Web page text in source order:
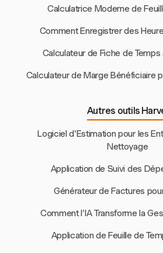
Calculatrice Moderne de
Comment Enregistrer des
Calculateur de Fiche de
Calculateur de Marge Bénéficiaire
Autres outils
Logiciel d'Estimation pour les
Nettoyage
Application de Suivi des
Générateur de Factures
Comment l'IA Transforme la
Application de Feuille de